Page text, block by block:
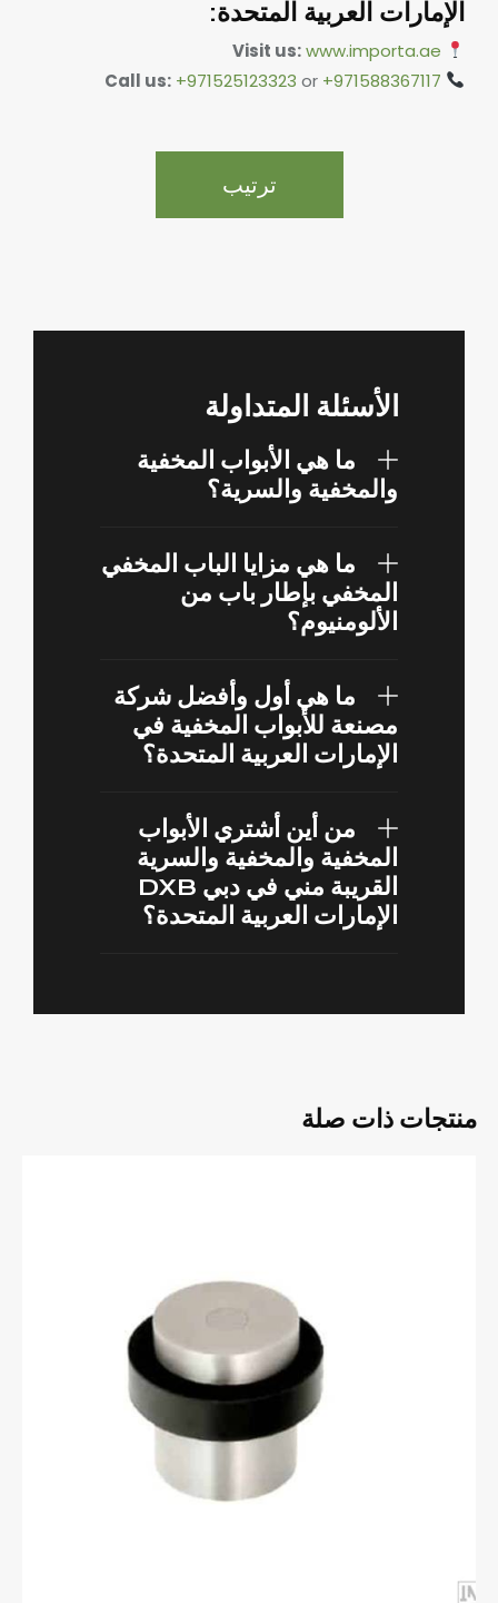
الإمارات العربية المتحدة:
Visit us:www.importa.ae
Call us: +971525123323or+971588367117
ترتيب
الأسئلة المتداولة
ما هي الأبواب المخفية
والمخفية والسرية؟
ما هي مزايا الباب المخفي
المخفي بإطار باب من
الألومنيوم؟
ما هي أول وأفضل شركة
مصنعة للأبواب المخفية في
الإمارات العربية المتحدة؟
من أين أشتري الأبواب
المخفية والمخفية والسرية
القريبة مني في دبي DXB
الإمارات العربية المتحدة؟
منتجات ذات صلة